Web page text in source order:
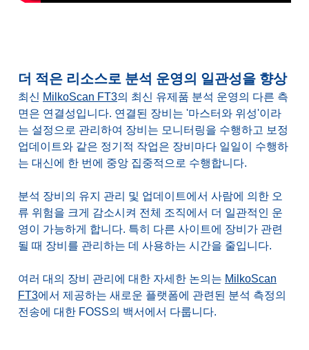
더 적은 리소스로 분석 운영의 일관성을 향상
최신 MilkoScan FT3의 최신 유제품 분석 운영의 다른 측
면은 연결성입니다. 연결된 장비는 '마스터와 위성'이라
는 설정으로 관리하여 장비는 모니터링을 수행하고 보정
업데이트와 같은 정기적 작업은 장비마다 일일이 수행하
는 대신에 한 번에 중앙 집중적으로 수행합니다.
분석 장비의 유지 관리 및 업데이트에서 사람에 의한 오
류 위험을 크게 감소시켜 전체 조직에서 더 일관적인 운
영이 가능하게 합니다. 특히 다른 사이트에 장비가 관련
될 때 장비를 관리하는 데 사용하는 시간을 줄입니다.
여러 대의 장비 관리에 대한 자세한 논의는 MilkoScan
FT3에서 제공하는 새로운 플랫폼에 관련된 분석 측정의
전송에 대한 FOSS의 백서에서 다룹니다.